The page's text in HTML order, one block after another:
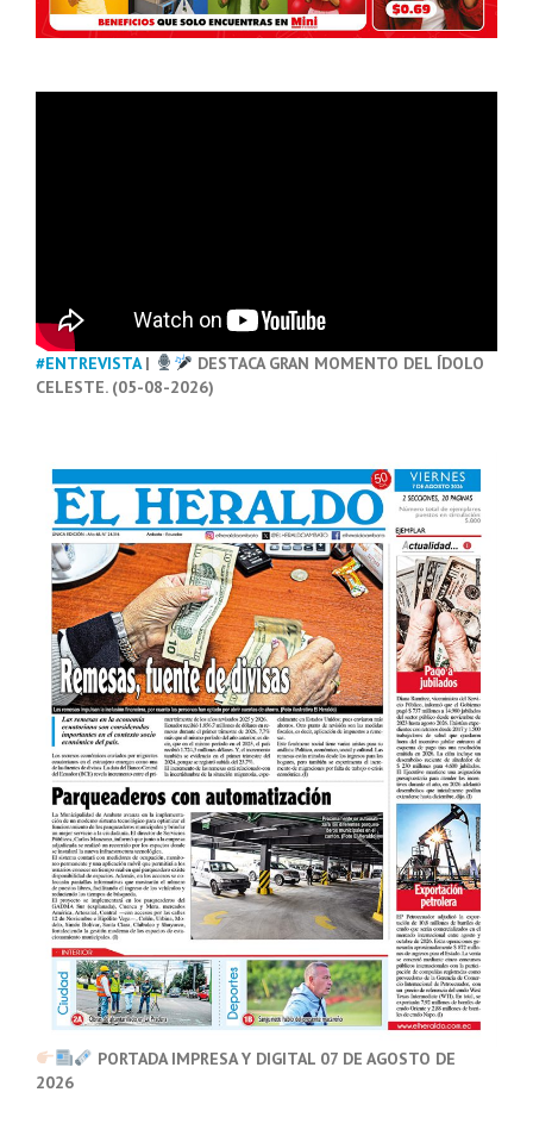
#ENTREVISTA|
DESTACA GRAN MOMENTO DEL ÍDOLO
CELESTE. (05-08-2026)
PORTADA IMPRESA Y DIGITAL 07 DE AGOSTO DE
2026